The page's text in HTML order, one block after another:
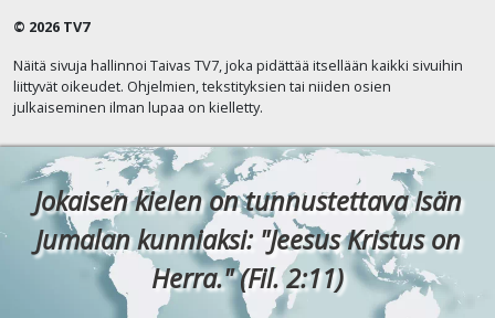
© 2026 TV7
Näitä sivuja hallinnoi Taivas TV7, joka pidättää itsellään kaikki sivuihin
liittyvät oikeudet. Ohjelmien, tekstityksien tai niiden osien
julkaiseminen ilman lupaa on kielletty.
Jokaisen kielen on tunnustettava Isän
Jumalan kunniaksi: "Jeesus Kristus on
Herra." (Fil. 2:11)